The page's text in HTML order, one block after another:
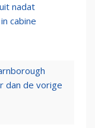
nadat
cabine
dan de vorige